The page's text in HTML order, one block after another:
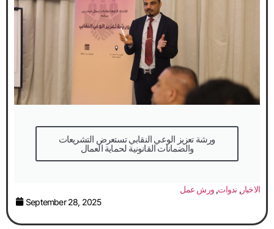
والضمانات القانونية لحماية العمال
الاخبار, ندوات,ورش عمل
September 28, 2025